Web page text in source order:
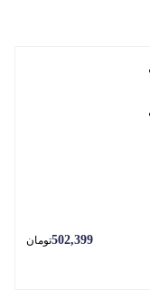
502,399تومان